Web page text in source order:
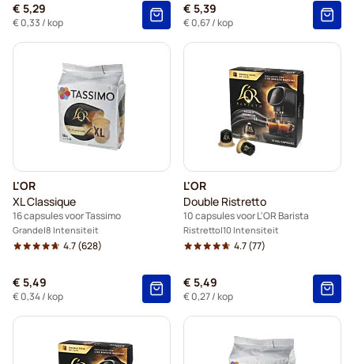
€ 5,29
€ 0,33 / kop
€ 5,39
€ 0,67/ kop
L'OR
XL Classique
16 capsules voor Tassimo
Grande 8 Intensiteit
4.7(628)
€ 5,49
€ 0,34/ kop
L'OR
Double Ristretto
10 capsules voor L'OR Barista
Ristretto 10 Intensiteit
4.7(77)
€ 5,49
€ 0,27/ kop